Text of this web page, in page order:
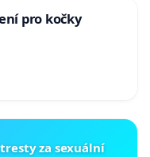
pro kočky
za sexuální